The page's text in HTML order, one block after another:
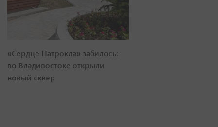
«Сердце Патрокла» забилось:
во Владивостоке открыли
новый сквер